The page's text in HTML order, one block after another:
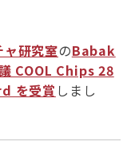
ャ研究室のBabak
COOL Chips 28
を受賞 しまし